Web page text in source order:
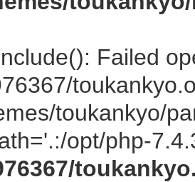
Failed
toukankyo/
opt/php-